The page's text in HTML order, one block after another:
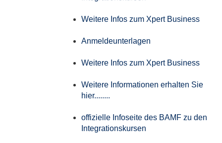
Weitere Infos zum Xpert Business
Anmeldeunterlagen
Weitere Infos zum Xpert Business
Weitere Informationen erhalten Sie
hier........
offizielle Infoseite des BAMF zu den
Integrationskursen